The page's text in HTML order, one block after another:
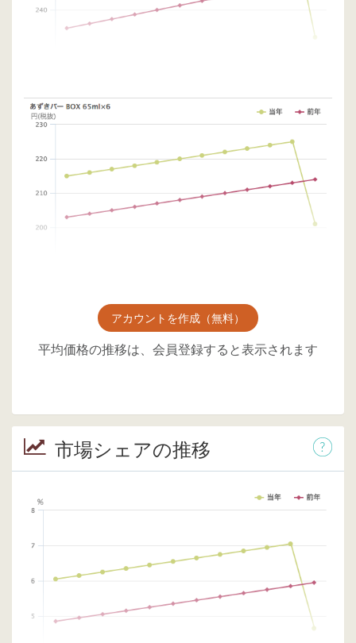
アカウントを作成（無料）
平均価格の推移は、会員登録すると表示されます
市場シェアの推移